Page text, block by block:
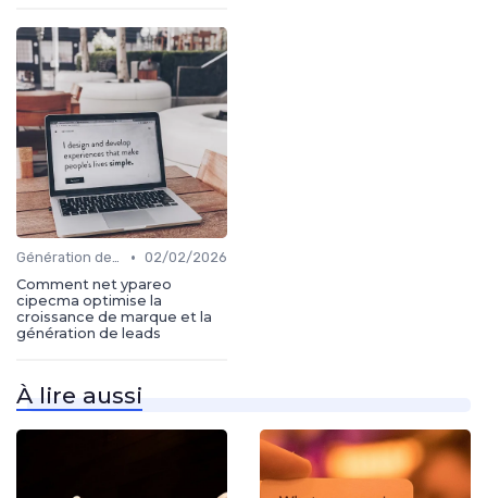
Génération de leads • 02/02/2026
Comment net ypareo
cipecma optimise la
croissance de marque et la
génération de leads
À lire aussi